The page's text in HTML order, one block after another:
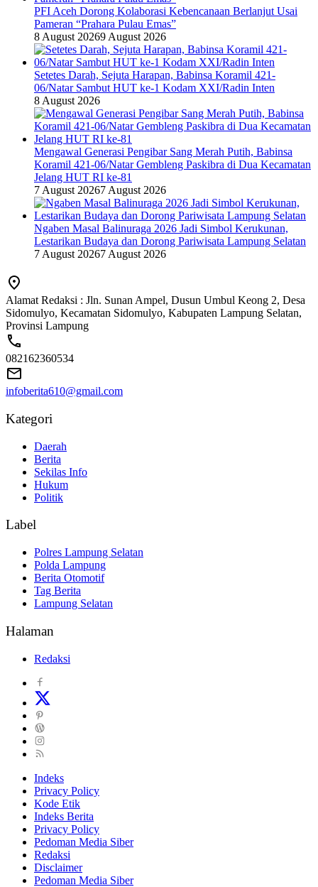
PFI Aceh Dorong Kolaborasi Kebencanaan Berlanjut Usai
Pameran “Prahara Pulau Emas”
8 August 20269 August 2026
Setetes Darah, Sejuta Harapan, Babinsa Koramil 421-
06/Natar Sambut HUT ke-1 Kodam XXI/Radin Inten
8 August 2026
Mengawal Generasi Pengibar Sang Merah Putih, Babinsa
Koramil 421-06/Natar Gembleng Paskibra di Dua Kecamatan
Jelang HUT RI ke-81
7 August 20267 August 2026
Ngaben Masal Balinuraga 2026 Jadi Simbol Kerukunan,
Lestarikan Budaya dan Dorong Pariwisata Lampung Selatan
7 August 20267 August 2026
Alamat Redaksi : Jln. Sunan Ampel, Dusun Umbul Keong 2, Desa
Sidomulyo, Kecamatan Sidomulyo, Kabupaten Lampung Selatan,
Provinsi Lampung
082162360534
infoberita610@gmail.com
Kategori
Daerah
Berita
Sekilas Info
Hukum
Politik
Label
Polres Lampung Selatan
Polda Lampung
Berita Otomotif
Tag Berita
Lampung Selatan
Halaman
Redaksi
Indeks
Privacy Policy
Kode Etik
Indeks Berita
Privacy Policy
Pedoman Media Siber
Redaksi
Disclaimer
Pedoman Media Siber